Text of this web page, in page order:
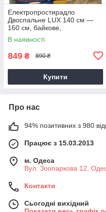
Електропростирадло
Двоспальне LUX 140 см —
160 см, байкове,
виробництво Туреччина.
Двозонна.
В наявності
849 ₴ 890 ₴
Купити
Про нас
94% позитивних з 980
Працює з 15.03.2013
м. Одеса
Вул. Зоопаркова 12,
Контакти
Сьогодні вихідний